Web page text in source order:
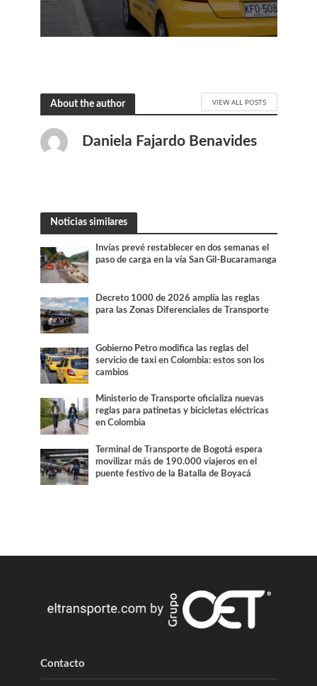
About the author VIEW ALL POSTS
Daniela Fajardo Benavides
Noticias similares
Invías prevé restablecer en dos semanas el
paso de carga en la vía San Gil-Bucaramanga
Decreto 1000 de 2026 amplía las reglas
para las Zonas Diferenciales de Transporte
Gobierno Petro modifica las reglas del
servicio de taxi en Colombia: estos son los
cambios
Ministerio de Transporte oficializa nuevas
reglas para patinetas y bicicletas eléctricas
en Colombia
Terminal de Transporte de Bogotá espera
movilizar más de 190.000 viajeros en el
puente festivo de la Batalla de Boyacá
Contacto